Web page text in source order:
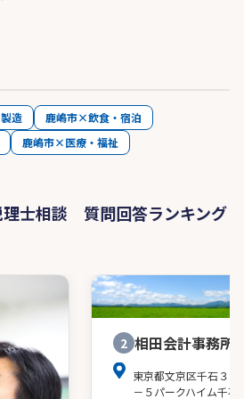
造
鹿嶋市×飲食・宿泊
鹿嶋市×医療・福祉
理士相談 質問回答ランキング
2 相田会計事務所
東京都文京区千石３－
－５パークハイム千石